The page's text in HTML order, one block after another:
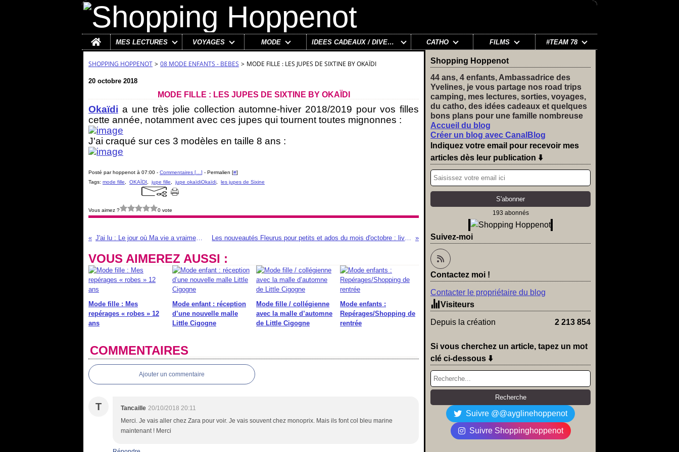
Home
MES LECTURES VOYAGES MODE IDÉES CADEAUX / DIVERS CATHO FILMS #TEAM 78
SHOPPING HOPPENOT > 08 MODE ENFANTS - BEBES > MODE FILLE : LES JUPES DE SIXTINE BY OKAÏDI
20 octobre 2018
MODE FILLE : LES JUPES DE SIXTINE BY OKAÏDI
Okaïdi a une très jolie collection automne-hiver 2018/2019 pour vos filles
cette année, notamment avec ces jupes qui tournent toutes mignonnes :
J'ai craqué sur ces 3 modèles en taille 8 ans :
Posté par hoppenot à 07:00 - Commentaires [ ] - Permalien [#]
Tags: mode fille OKAÏDI jupe fille jupe okaïdiOkaïdi les jupes de Sixine
Vous aimez ? 0 vote
J'ai lu : Le jour où Ma vie a vraiment dérapé - un roman feel good Les nouveautés Fleurus pour petits et ados du mois d'octobre : livres et album photos de classe et souvenirs d'école
VOUS AIMEREZ AUSSI :
Mode fille : Mes
repérages « robes » 12
ans
Mode enfant : réception
d’une nouvelle malle
Little Cigogne
Mode fille / collégienne
avec la malle d’automne
de Little Cigogne
Mode enfants :
Repérages/Shopping de
rentrée
COMMENTAIRES
Ajouter un commentaire
T Tancaille 20/10/2018 20:11
Merci. Je vais aller chez Zara pour voir. Je vais souvent chez monoprix. Mais ils font col bleu marine
maintenant ! Merci
Shopping Hoppenot
44 ans, 4 enfants, Ambassadrice des
Yvelines, je vous partage nos road trips
camping, mes lectures, sorties, voyages,
du catho, des idées cadeaux et quelques
bons plans pour une famille nombreuse
Accueil du blog
Créer un blog avec CanalBlog
Indiquez votre email pour recevoir mes
articles dès leur publication ⬇️
193 abonnés
Suivez-moi
Contactez moi !
Contacter le propriétaire du blog
Visiteurs
Depuis la création 2 213 854
Si vous cherchez un article, tapez un mot
clé ci-dessous ⬇️
Suivre @@ayglinehoppenot
Suivre Shoppinghoppenot